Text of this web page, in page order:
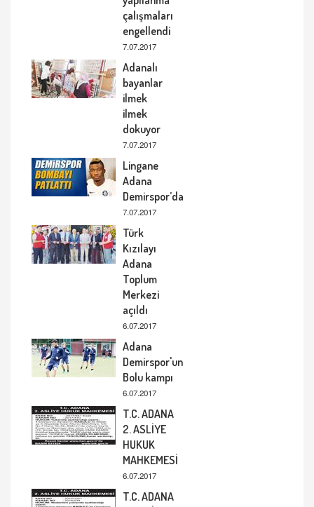
çalışmaları
engellendi
7.07.2017
Adanalı
bayanlar
ilmek
ilmek
dokuyor
7.07.2017
Lingane
Adana
Demirspor’da
7.07.2017
Türk
Kızılayı
Adana
Toplum
Merkezi
açıldı
6.07.2017
Adana
Demirspor'un
Bolu kampı
6.07.2017
T.C. ADANA
2. ASLİYE
HUKUK
MAHKEMESİ
6.07.2017
T.C. ADANA